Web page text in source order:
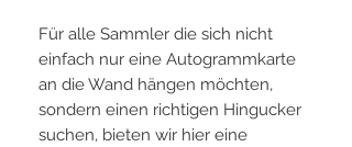
Für alle Sammler die sich nicht
einfach nur eine Autogrammkarte
an die Wand hängen möchten,
sondern einen richtigen Hingucker
suchen, bieten wir hier eine